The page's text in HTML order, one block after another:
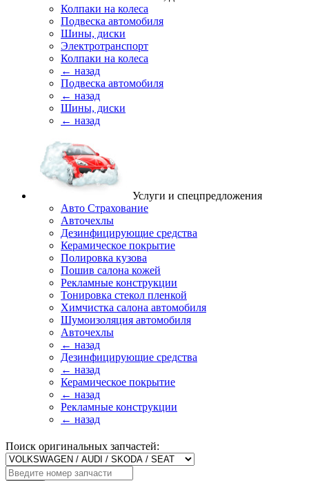
Колпаки на колеса
Подвеска автомобиля
Шины, диски
Электротранспорт
Колпаки на колеса
← назад
Подвеска автомобиля
← назад
Шины, диски
← назад
Услуги и спецпредложения
Авто Страхование
Авточехлы
Дезинфицирующие средства
Керамическое покрытие
Полировка кузова
Пошив салона кожей
Рекламные конструкции
Тонировка стекол пленкой
Химчистка салона автомобиля
Шумоизоляция автомобиля
Авточехлы
← назад
Дезинфицирующие средства
← назад
Керамическое покрытие
← назад
Рекламные конструкции
← назад
Поиск оригинальных запчастей: